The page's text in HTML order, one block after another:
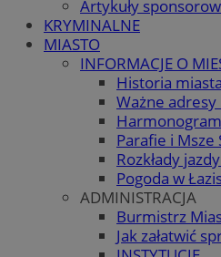
Artykuły
KRYMINALNE
MIASTO
INFORMACJE O
Historia miasta
Ważne
Parafie i Msze
Rozkłady
Pogoda w
ADMINISTRACJA
Burmistrz
Jak załatwić